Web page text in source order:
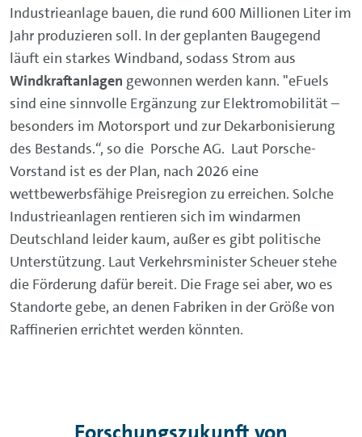
Industrieanlage bauen, die rund 600 Millionen Liter im
Jahr produzieren soll. In der geplanten Baugegend
läuft ein starkes Windband, sodass Strom aus
Windkraftanlagen gewonnen werden kann. "eFuels
sind eine sinnvolle Ergänzung zur Elektromobilität –
besonders im Motorsport und zur Dekarbonisierung
des Bestands.“, so die Porsche AG. Laut Porsche-
Vorstand ist es der Plan, nach 2026 eine
wettbewerbsfähige Preisregion zu erreichen. Solche
Industrieanlagen rentieren sich im windarmen
Deutschland leider kaum, außer es gibt politische
Unterstützung. Laut Verkehrsminister Scheuer stehe
die Förderung dafür bereit. Die Frage sei aber, wo es
Standorte gebe, an denen Fabriken in der Größe von
Raffinerien errichtet werden könnten.